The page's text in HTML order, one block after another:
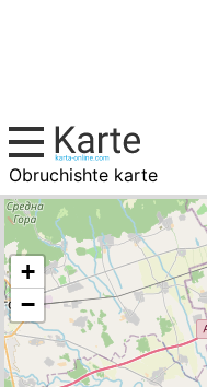
Obruchishte karte
Bulgarien, Städte-Liste
+
−